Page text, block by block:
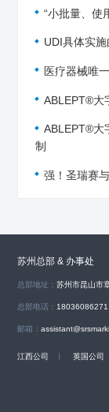
“小批量、使
UDI具体实
医疗器械唯
ABLEPT®大
ABLEPT®大
制
强！圣瑞赛
苏州总部 & 办事处
总部地址：苏州市昆山市
总部电话： 18036086271
邮箱：
江西公司 英国公司